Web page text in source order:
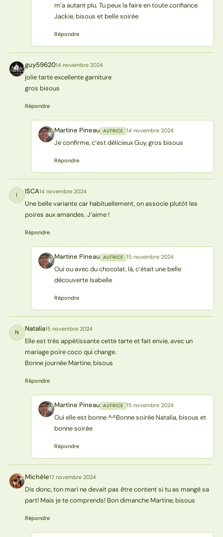
m’a autant plu. Tu peux la faire en toute confiance
Jackie, bisous et belle soirée
Répondre
G guy5962014 novembre 2024
jolie tarte excellente garniture
gros bisous
Répondre
MP Martine Pineau AUTRICE 14 novembre 2024
Je confirme, c’est délicieux Guy, gros bisous
Répondre
I ISCA14 novembre 2024
Une belle variante car habituellement, on associe plutôt les
poires aux amandes. J’aime !
Répondre
MP Martine Pineau AUTRICE 15 novembre 2024
Oui ou avec du chocolat, là, c’était une belle
découverte Isabelle
Répondre
N Natalia15 novembre 2024
Elle est très appétissante cette tarte et fait envie, avec un
mariage poire coco qui change.
Bonne journée Martine, bisous
Répondre
MP Martine Pineau AUTRICE 15 novembre 2024
Oui elle est bonne ^^Bonne soirée Natalia, bisous et
bonne soirée
Répondre
M Michèle17 novembre 2024
Dis donc, ton mari ne devait pas être content si tu as mangé sa
part! Mais je te comprends! Bon dimanche Martine, bisous
Répondre